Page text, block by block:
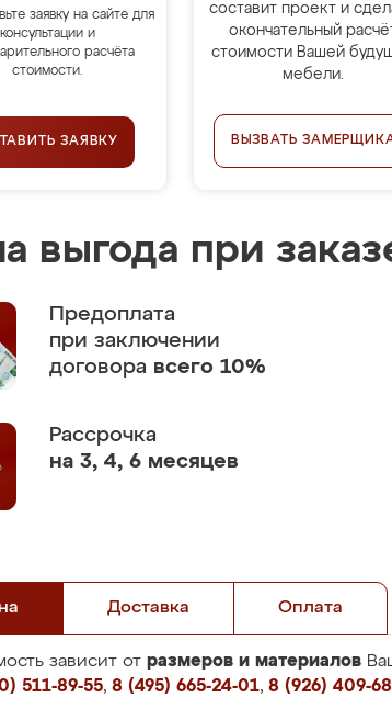
заявку на сайте для
консультации и
расчёта
стоимости.
ЗАЯВКУ
составит проект и
окончательный
стоимости Вашей
мебели.
ВЫЗВАТЬ
выгода при
Предоплата
при заключении
договора всего 10%
Рассрочка
на 3, 4, 6 месяцев
Доставка Оплата
зависит от размеров и материалов
511-89-55, 8 (495) 665-24-01, 8 (926) 409-